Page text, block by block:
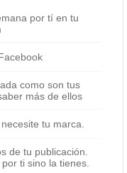
por tí en tu
como son tus
más de ellos
tu marca.
de tu publicación.
ti sino la tienes.